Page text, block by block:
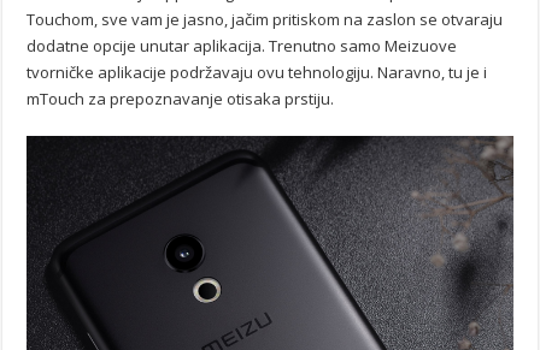
Touchom, sve vam je jasno, jačim pritiskom na zaslon se otvaraju
dodatne opcije unutar aplikacija. Trenutno samo Meizuove
tvorničke aplikacije podržavaju ovu tehnologiju. Naravno, tu je i
mTouch za prepoznavanje otisaka prstiju.